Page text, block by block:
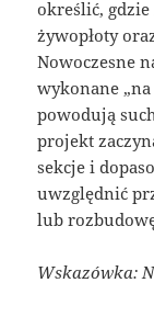
określić,
żywopłoty
Nowoczesne
wykonane
powodują
projekt
sekcje i
uwzględnić
lub
Wskazówka: